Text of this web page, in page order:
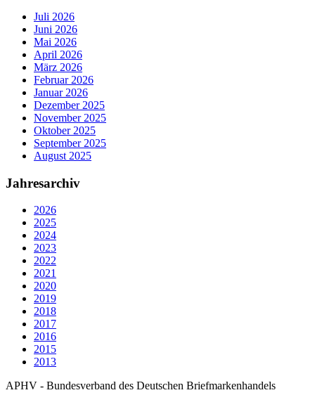
Juli 2026
Juni 2026
Mai 2026
April 2026
März 2026
Februar 2026
Januar 2026
Dezember 2025
November 2025
Oktober 2025
September 2025
August 2025
Jahresarchiv
2026
2025
2024
2023
2022
2021
2020
2019
2018
2017
2016
2015
2013
APHV - Bundesverband des Deutschen Briefmarkenhandels